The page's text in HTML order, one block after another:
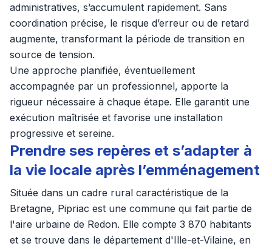
administratives, s’accumulent rapidement. Sans
coordination précise, le risque d’erreur ou de retard
augmente, transformant la période de transition en
source de tension.
Une approche planifiée, éventuellement
accompagnée par un professionnel, apporte la
rigueur nécessaire à chaque étape. Elle garantit une
exécution maîtrisée et favorise une installation
progressive et sereine.
Prendre ses repères et s’adapter à
la vie locale après l’emménagement
Située dans un cadre rural caractéristique de la
Bretagne, Pipriac est une commune qui fait partie de
l'aire urbaine de Redon. Elle compte 3 870 habitants
et se trouve dans le département d'Ille-et-Vilaine, en